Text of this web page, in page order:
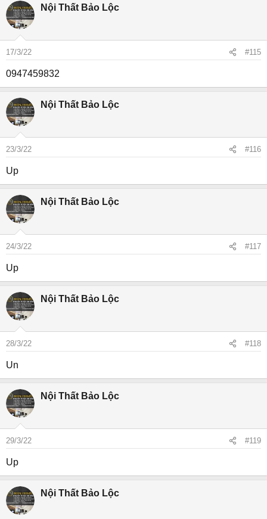
Nội Thất Bảo Lộc
17/3/22 #115
0947459832
Nội Thất Bảo Lộc
23/3/22 #116
Up
Nội Thất Bảo Lộc
24/3/22 #117
Up
Nội Thất Bảo Lộc
28/3/22 #118
Un
Nội Thất Bảo Lộc
29/3/22 #119
Up
Nội Thất Bảo Lộc